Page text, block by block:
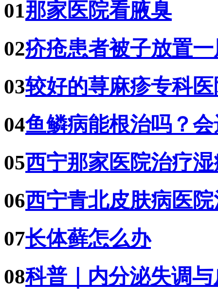
01那家医院看腋臭
02疥疮患者被子放置
03较好的荨麻疹专科
04鱼鳞病能根治吗？
05西宁那家医院治疗
06西宁青北皮肤病医
07长体藓怎么办
08科普｜内分泌失调